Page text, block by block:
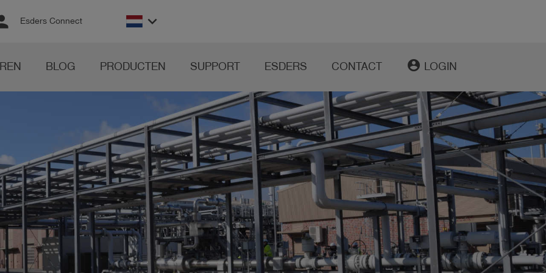
Esders Connect keyboard_arrow_down
BLOG PRODUCTEN SUPPORT ESDERS CONTACT account_circle LOGIN